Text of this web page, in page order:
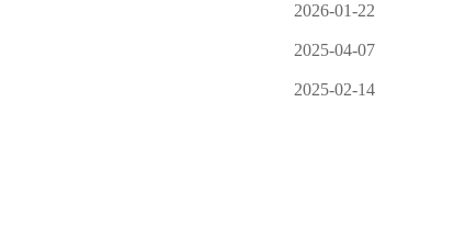
2026-01-22
2025-04-07
2025-02-14